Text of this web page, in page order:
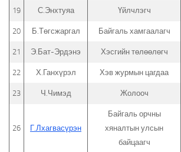
19 С.Энхтуяа Үйлчлэгч
20 Б.Төгсжаргал Байгаль хамгаалагч
21 Э.Бат-Эрдэнэ Хэсгийн төлөөлөгч
22 Х.Ганхүрэл Хэв журмын цагдаа
23 Ч.Чимэд Жолооч
26 Г.Лхагвасүрэн
Байгаль орчны
хяналтын улсын
байцаагч